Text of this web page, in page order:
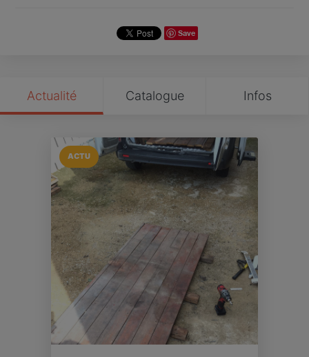
Save
Actualité Catalogue Infos
ACTU